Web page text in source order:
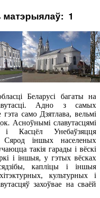
матэрыялаў: 1
Беларусі багаты на
Адно з самых
само Дзятлава, вельмі
Асноўнымі славутасцямі
Касцёл Унебаўзяцця
іншых населеных
такія гарады і вёскі
і іншыя, у гэтых вёсках
капліцы і іншыя
культурных і
захоўвае на сваёй